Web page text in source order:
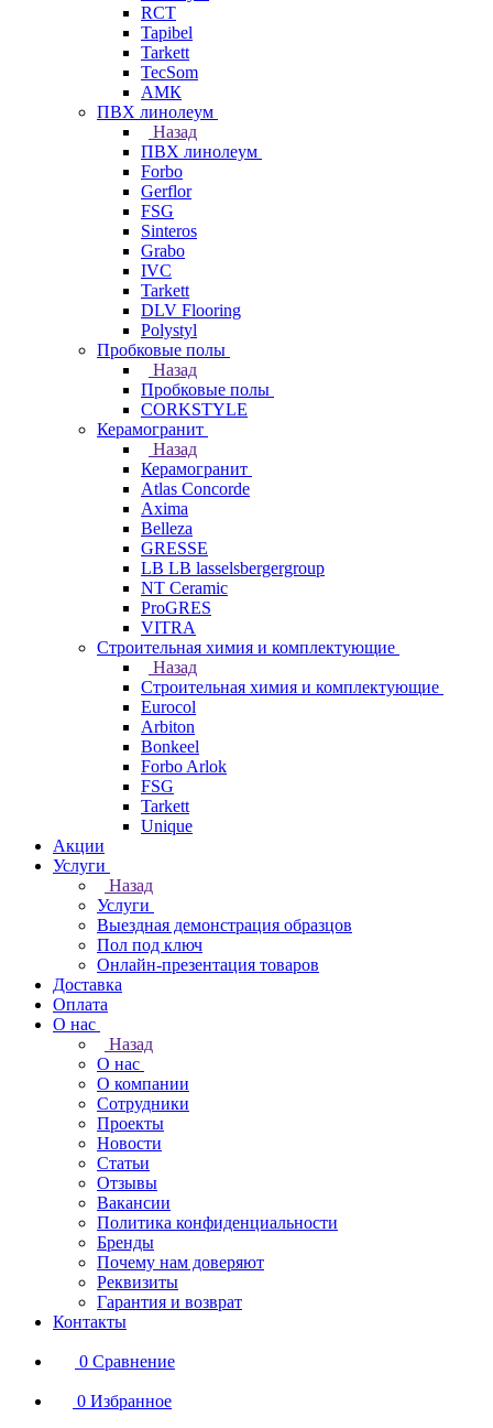
RCT
Tapibel
Tarkett
TecSom
АМК
ПВХ линолеум
Назад
ПВХ линолеум
Forbo
Gerflor
FSG
Sinteros
Grabo
IVC
Tarkett
DLV Flooring
Polystyl
Пробковые полы
Назад
Пробковые полы
CORKSTYLE
Керамогранит
Назад
Керамогранит
Atlas Concorde
Axima
Belleza
GRESSE
LB LB lasselsbergergroup
NT Ceramic
ProGRES
VITRA
Строительная химия и комплектующие
Назад
Строительная химия и комплектующие
Eurocol
Arbiton
Bonkeel
Forbo Arlok
FSG
Tarkett
Unique
Акции
Услуги
Назад
Услуги
Выездная демонстрация образцов
Пол под ключ
Онлайн-презентация товаров
Доставка
Оплата
О нас
Назад
О нас
О компании
Сотрудники
Проекты
Новости
Статьи
Отзывы
Вакансии
Политика конфиденциальности
Бренды
Почему нам доверяют
Реквизиты
Гарантия и возврат
Контакты
0 Сравнение
0 Избранное